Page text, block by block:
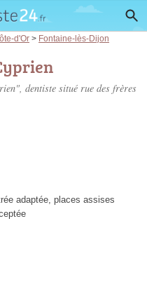
d'Or > Fontaine-lès-Dijon
dentiste situé rue des frères
adaptée, places assises